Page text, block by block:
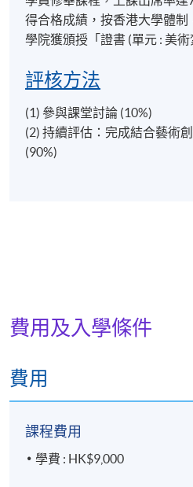
非物質文化遺產名錄，並受
許師傅與不同的機構和藝術
作創新作品，製作獅頭、龍
洲藝術博物館、韓國東大門
術館、北京恭王府等作展覽
擔任香港大學專業進修學院
實地參觀: 3小時
地點
或其他港島區分校
得合格成績，按香港大學體
學院獲頒授「證書 (單元 : 美術
評核方法
(1) 參與課堂討論 (10%)
(2) 持續評估：完成結合藝術
(90%)
費用及入學條件
費用
課程費用
學費 : HK$9,000